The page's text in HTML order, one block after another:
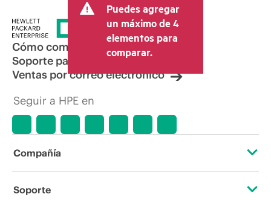
otros conceptos, como los impuestos a
la venta, el IVA y el envío. El precio de la
transacción que establece el distribuidor
puede variar con respecto a otros
distribuidores y al precio indicativo
mostrado. El precio indicativo puede
incluir ofertas promocionales por tiempo
hacer ajustes de precios en cualquier
condiciones del mercado,
promociones de fin de la vida útil y
Puedes agregar
un máximo de 4
elementos para
comparar.
Cómo comprar
Soporte para productos
Ventas por correo electrónico
Seguir a HPE en
Compañía
Acerca de HPE
Soporte